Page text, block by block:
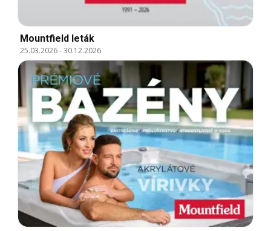
Mountfield leták
25.03.2026-30.12.2026